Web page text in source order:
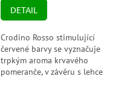
DETAIL
Crodino Rosso stimulující
červené barvy se vyznačuje
trpkým aroma krvavého
pomeranče, v závěru s lehce